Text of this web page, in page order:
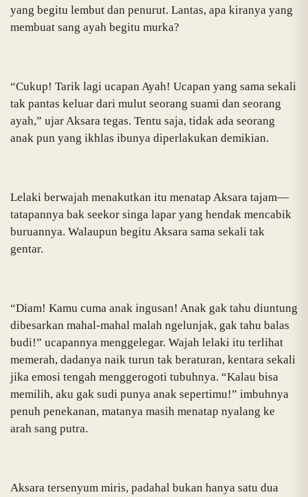
yang begitu lembut dan penurut. Lantas, apa kiranya yang
membuat sang ayah begitu murka?
“Cukup! Tarik lagi ucapan Ayah! Ucapan yang sama sekali
tak pantas keluar dari mulut seorang suami dan seorang
ayah,” ujar Aksara tegas. Tentu saja, tidak ada seorang
anak pun yang ikhlas ibunya diperlakukan demikian.
Lelaki berwajah menakutkan itu menatap Aksara tajam—
tatapannya bak seekor singa lapar yang hendak mencabik
buruannya. Walaupun begitu Aksara sama sekali tak
gentar.
“Diam! Kamu cuma anak ingusan! Anak gak tahu diuntung
dibesarkan mahal-mahal malah ngelunjak, gak tahu balas
budi!” ucapannya menggelegar. Wajah lelaki itu terlihat
memerah, dadanya naik turun tak beraturan, kentara sekali
jika emosi tengah menggerogoti tubuhnya. “Kalau bisa
memilih, aku gak sudi punya anak sepertimu!” imbuhnya
penuh penekanan, matanya masih menatap nyalang ke
arah sang putra.
Aksara tersenyum miris, padahal bukan hanya satu dua